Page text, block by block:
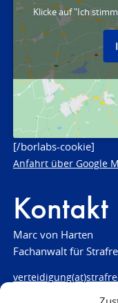
Klicke auf "Ich
[/borlabs-cookie]
Anfahrt über Google
Kontakt
Marc von Harten
Fachanwalt für